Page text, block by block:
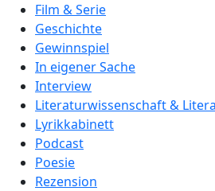
Film & Serie
Geschichte
Gewinnspiel
In eigener Sache
Interview
Literaturwissenschaft &
Lyrikkabinett
Podcast
Poesie
Rezension